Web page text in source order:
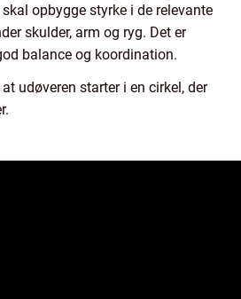
opbygge styrke i de relevante
skulder, arm og ryg. Det er
balance og koordination.
udøveren starter i en cirkel, der